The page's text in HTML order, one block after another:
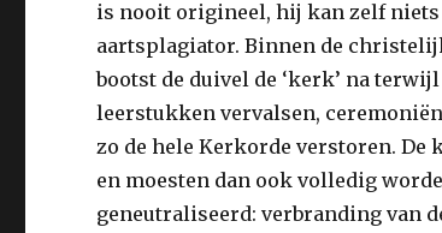
is nooit origineel, hij kan zelf
aartsplagiator. Binnen de
bootst de duivel de ‘kerk’ na
leerstukken vervalsen,
zo de hele Kerkorde verstoren. De
en moesten dan ook volledig
geneutraliseerd: verbranding van